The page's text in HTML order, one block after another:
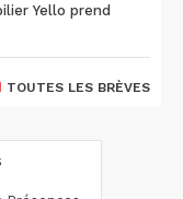
Yello prend
TOUTES LES BRÈVES